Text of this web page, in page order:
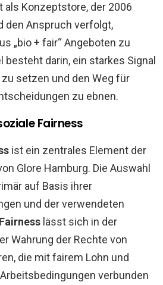
als Konzeptstore, der 2006
den Anspruch verfolgt,
„bio + fair“ Angeboten zu
besteht darin, ein starkes Signal
setzen und den Weg für
zu ebnen.
Fairness
ist ein zentrales Element der
Glore Hamburg. Die Auswahl
auf Basis ihrer
und der verwendeten
lässt sich in der
Wahrung der Rechte von
die mit fairem Lohn und
verbunden